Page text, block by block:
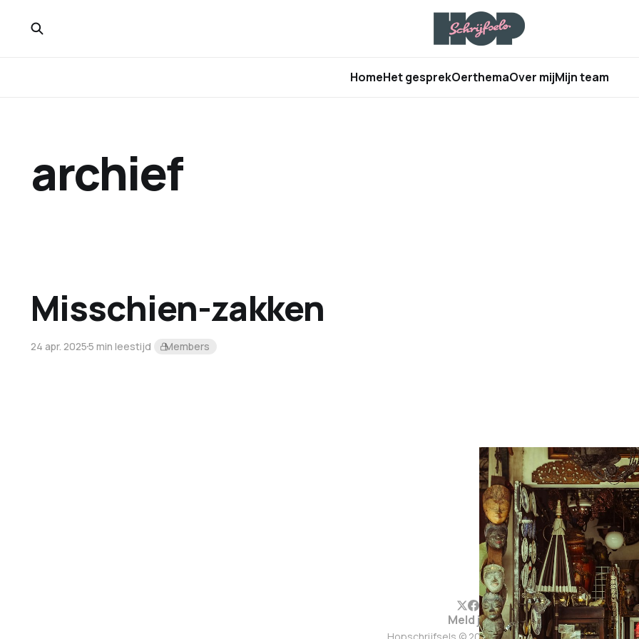
HomeHet gesprekOerthemaOver mijMijn team
archief
Misschien-zakken
24 apr. 20255 min leestijd Members
Meld je aan